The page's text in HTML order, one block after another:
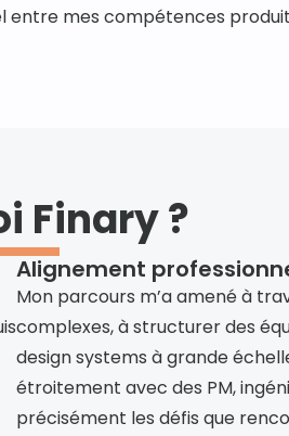
entre mes compétences
Finary ?
Alignement
Mon parcours m’a amené à
complexes, à structurer des
design systems à grande
étroitement avec des PM,
précisément les défis que